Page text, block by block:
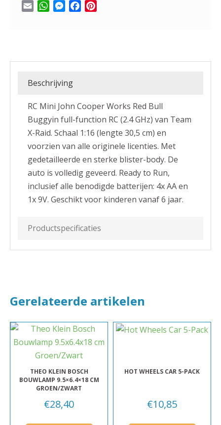
Email
WhatsApp
Messenger
Facebook
Beschrijving
RC Mini John Cooper Works Red Bull
Buggyin full-function RC (2.4 GHz) van Team
X-Raid. Schaal 1:16 (lengte 30,5 cm) en
voorzien van alle originele licenties. Met
gedetailleerde en sterke blister-body. De
auto is volledig geveerd. Ready to Run,
inclusief alle benodigde batterijen: 4x AA en
1x 9V. Geschikt voor kinderen vanaf 6 jaar.
Productspecificaties
Gerelateerde artikelen
THEO KLEIN BOSCH
BOUWLAMP 9.5×6.4×18 CM
GROEN/ZWART
€28,40
HOT WHEELS CAR 5-PACK
€10,85